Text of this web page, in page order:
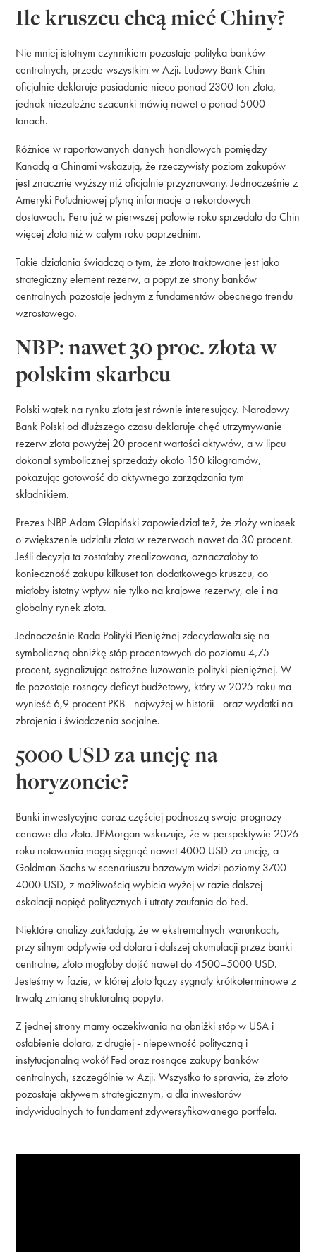
Ile kruszcu chcą mieć Chiny?
Nie mniej istotnym czynnikiem pozostaje polityka banków
centralnych, przede wszystkim w Azji. Ludowy Bank Chin
oficjalnie deklaruje posiadanie nieco ponad 2300 ton złota,
jednak niezależne szacunki mówią nawet o ponad 5000
tonach.
Różnice w raportowanych danych handlowych pomiędzy
Kanadą a Chinami wskazują, że rzeczywisty poziom zakupów
jest znacznie wyższy niż oficjalnie przyznawany. Jednocześnie z
Ameryki Południowej płyną informacje o rekordowych
dostawach. Peru już w pierwszej połowie roku sprzedało do Chin
więcej złota niż w całym roku poprzednim.
Takie działania świadczą o tym, że złoto traktowane jest jako
strategiczny element rezerw, a popyt ze strony banków
centralnych pozostaje jednym z fundamentów obecnego trendu
wzrostowego.
NBP: nawet 30 proc. złota w
polskim skarbcu
Polski wątek na rynku złota jest równie interesujący. Narodowy
Bank Polski od dłuższego czasu deklaruje chęć utrzymywanie
rezerw złota powyżej 20 procent wartości aktywów, a w lipcu
dokonał symbolicznej sprzedaży około 150 kilogramów,
pokazując gotowość do aktywnego zarządzania tym
składnikiem.
Prezes NBP Adam Glapiński zapowiedział też, że złoży wniosek
o zwiększenie udziału złota w rezerwach nawet do 30 procent.
Jeśli decyzja ta zostałaby zrealizowana, oznaczałoby to
konieczność zakupu kilkuset ton dodatkowego kruszcu, co
miałoby istotny wpływ nie tylko na krajowe rezerwy, ale i na
globalny rynek złota.
Jednocześnie Rada Polityki Pieniężnej zdecydowała się na
symboliczną obniżkę stóp procentowych do poziomu 4,75
procent, sygnalizując ostrożne luzowanie polityki pieniężnej. W
tle pozostaje rosnący deficyt budżetowy, który w 2025 roku ma
wynieść 6,9 procent PKB - najwyżej w historii - oraz wydatki na
zbrojenia i świadczenia socjalne.
5000 USD za uncję na
horyzoncie?
Banki inwestycyjne coraz częściej podnoszą swoje prognozy
cenowe dla złota. JPMorgan wskazuje, że w perspektywie 2026
roku notowania mogą sięgnąć nawet 4000 USD za uncję, a
Goldman Sachs w scenariuszu bazowym widzi poziomy 3700–
4000 USD, z możliwością wybicia wyżej w razie dalszej
eskalacji napięć politycznych i utraty zaufania do Fed.
Niektóre analizy zakładają, że w ekstremalnych warunkach,
przy silnym odpływie od dolara i dalszej akumulacji przez banki
centralne, złoto mogłoby dojść nawet do 4500–5000 USD.
Jesteśmy w fazie, w której złoto łączy sygnały krótkoterminowe z
trwałą zmianą strukturalną popytu.
Z jednej strony mamy oczekiwania na obniżki stóp w USA i
osłabienie dolara, z drugiej - niepewność polityczną i
instytucjonalną wokół Fed oraz rosnące zakupy banków
centralnych, szczególnie w Azji. Wszystko to sprawia, że złoto
pozostaje aktywem strategicznym, a dla inwestorów
indywidualnych to fundament zdywersyfikowanego portfela.